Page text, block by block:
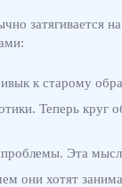
затягивается
к старому
Теперь круг
Эта
хотят